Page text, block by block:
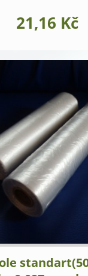
21,16 Kč